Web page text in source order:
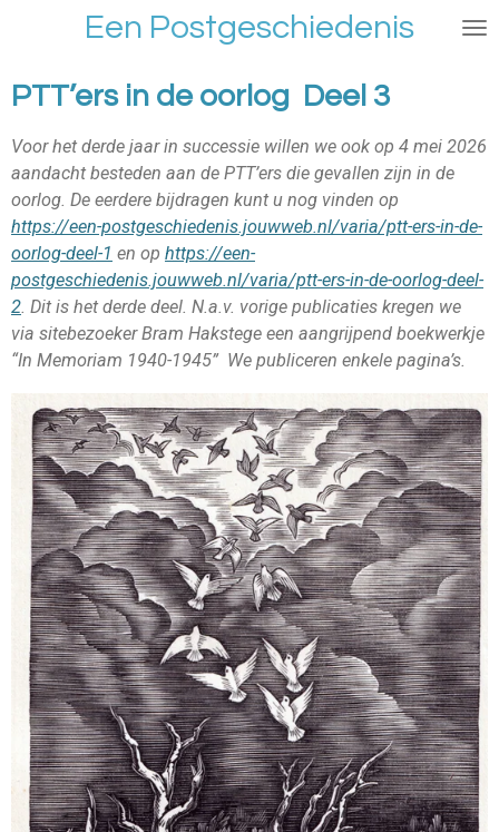
de
Een Postgeschiedenis
PTT’ers in de oorlog Deel 3
Voor het derde jaar in successie willen we ook op 4 mei 2026
aandacht besteden aan de PTT’ers die gevallen zijn in de
oorlog. De eerdere bijdragen kunt u nog vinden op
https://een-postgeschiedenis.jouwweb.nl/varia/ptt-ers-in-de-
oorlog-deel-1 en op https://een-
postgeschiedenis.jouwweb.nl/varia/ptt-ers-in-de-oorlog-deel-
2. Dit is het derde deel. N.a.v. vorige publicaties kregen we
via sitebezoeker Bram Hakstege een aangrijpend boekwerkje
“In Memoriam 1940-1945” We publiceren enkele pagina’s.